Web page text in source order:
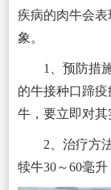
疾病的肉牛会
象。
1、预防措施
的牛接种口蹄
牛，要立即对其
2、治疗方法
犊牛30～60毫升